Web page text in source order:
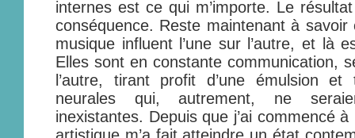
internes est ce qui m’importe. Le
conséquence. Reste maintenant à
musique influent l’une sur l’autre, et là
Elles sont en constante communication,
l’autre, tirant profit d’une émulsion et
neurales qui, autrement, ne
inexistantes. Depuis que j’ai commencé